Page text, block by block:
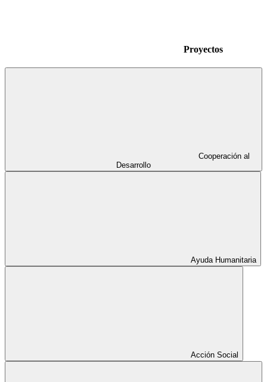
Proyectos
Desarrollo
Ayuda Humanitaria
Acción Social